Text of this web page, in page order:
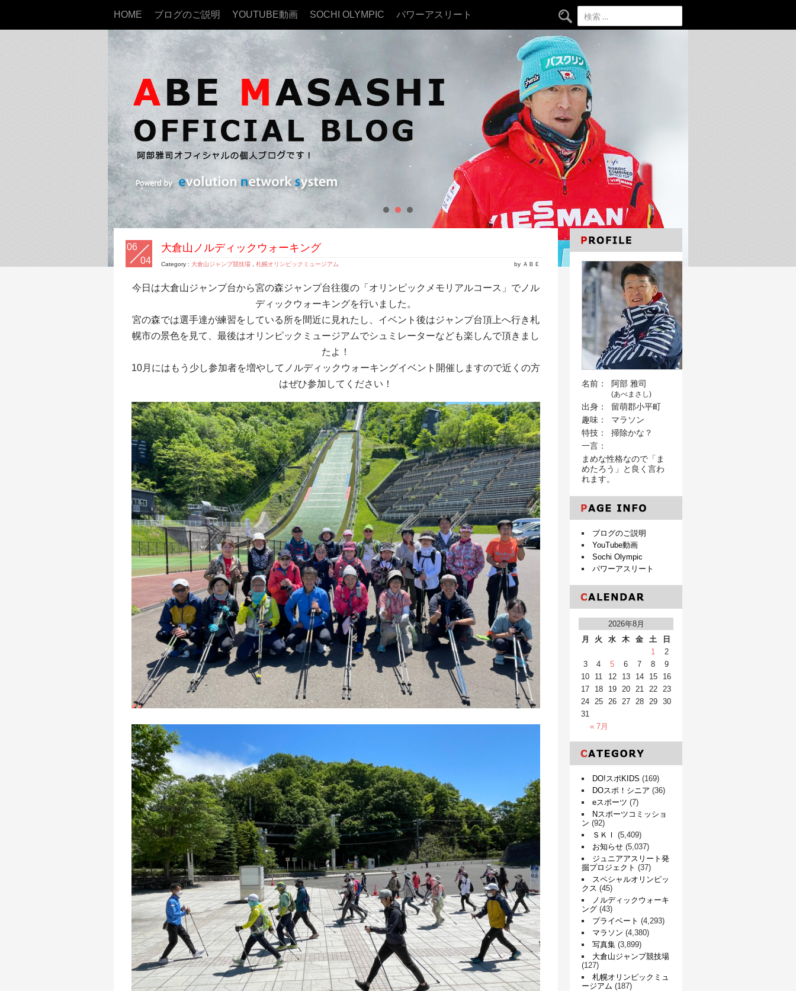
HOME ブログのご説明 YOUTUBE動画 SOCHI OLYMPIC パワーアスリート 検索:
06
04
大倉山ノルディックウォーキング
Category : 大倉山ジャンプ競技場 札幌オリンピックミュージアム by ＡＢＥ
今日は大倉山ジャンプ台から宮の森ジャンプ台往復の「オリンピックメモリアルコース」でノル
ディックウォーキングを行いました。
宮の森では選手達が練習をしている所を間近に見れたし、イベント後はジャンプ台頂上へ行き札
幌市の景色を見て、最後はオリンピックミュージアムでシュミレーターなども楽しんで頂きまし
たよ！
10月にはもう少し参加者を増やしてノルディックウォーキングイベント開催しますので近くの方
はぜひ参加してください！
名前： 阿部 雅司
(あべまさし)
出身：
留萌郡小平町
趣味：
マラソン
特技：
掃除かな？
一言：
まめな性格なので「ま
めたろう」と良く言わ
れます。
ブログのご説明
YouTube動画
Sochi Olympic
パワーアスリート
2026年8月
月
火 水 木 金 土 日
« 7月
1
2
3
4 5 6 7 8
9
10
11 12 13 14 15
16
17
18 19 20 21 22
23
24 25 26 27 28 29
30
31
DO!スポKIDS (169)
DOスポ！シニア (36)
eスポーツ (7)
Nスポーツコミッショ
ン (92)
ＳＫＩ
(5,409)
お知らせ (5,037)
ジュニアアスリート発
掘プロジェクト (37)
スペシャルオリンピッ
クス (45)
ノルディックウォーキ
ング (43)
プライベート (4,293)
マラソン (4,380)
写真集 (3,899)
大倉山ジャンプ競技場
(127)
札幌オリンピックミュ
ージアム (187)